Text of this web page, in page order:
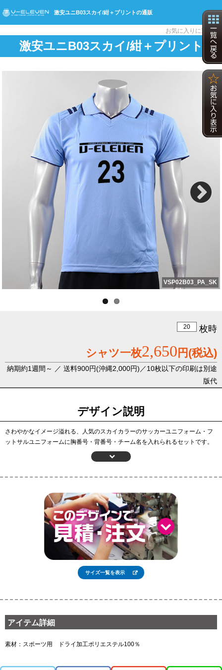
激安ユニB03スカイ/紺＋プリントの通販
お気に入りに追加☆
激安ユニB03スカイ/紺＋プリント
VSP02B03_PA_SK
枚時
シャツ一枚2,650 円 (税込)
納期約1週間～ ／ 送料900円(沖縄2,000円)／10枚以下の印刷は別途
版代
デザイン説明
さわやかなイメージ溢れる、人気のスカイカラーのサッカーユニフォーム・フ
ットサルユニフォームに胸番号・背番号・チーム名を入れられるセットです。
男女問わず、気持ちよく着こなすことのできるスカイカラーは、空や海などを
テーマとするチームにぴったりです。
ィが伝統的に1stユニフォームに使用しているカラーとしても有名です。
一流選手も愛用者の多いスカイカラーのサッカーユニフォーム。さらには着心
地も抜群でとっても動きやすいです。
ユニフォームのカラーリングに迷っている方は、ぜひともお試しください！
サイズ一覧を表示
アイテム詳細
素材：スポーツ用 ドライ加工ポリエステル100％